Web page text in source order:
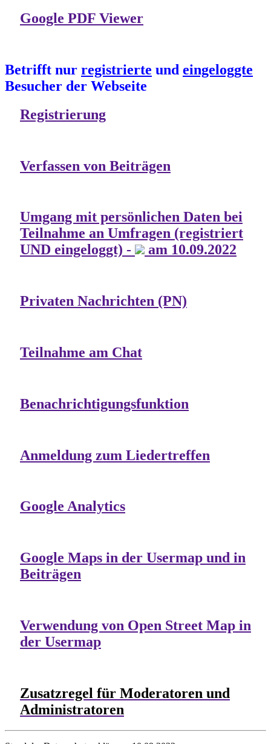
Google PDF Viewer
Betrifft nur registrierte und eingeloggte
Besucher der Webseite
Registrierung
Verfassen von Beiträgen
Umgang mit persönlichen Daten bei
Teilnahme an Umfragen (registriert
UND eingeloggt) -
am 10.09.2022
Privaten Nachrichten (PN)
Teilnahme am Chat
Benachrichtigungsfunktion
Anmeldung zum Liedertreffen
Google Analytics
Google Maps in der Usermap und in
Beiträgen
Verwendung von Open Street Map in
der Usermap
Zusatzregel für Moderatoren und
Administratoren